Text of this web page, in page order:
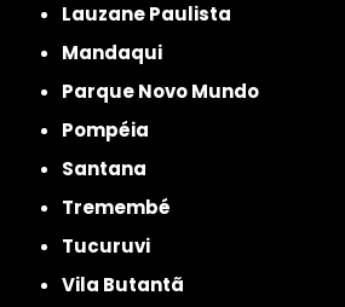
Lauzane Paulista
Mandaqui
Parque Novo Mundo
Pompéia
Santana
Tremembé
Tucuruvi
Vila Butantã